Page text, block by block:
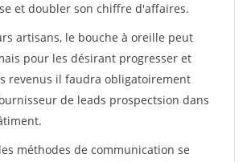
et doubler son chiffre d'affaires.
artisans, le bouche à oreille peut
pour les désirant progresser et
revenus il faudra obligatoirement
de leads prospectsion dans
méthodes de communication se